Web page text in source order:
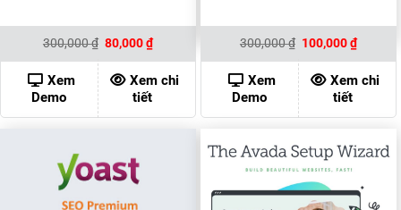
300,000₫ Giá
gốc
là:
300,000 ₫.
80,000₫Giá
hiện
tại
là:
80,000 ₫.
Xem
Demo
Xem chi
tiết
300,000₫ Giá
là:
300,000 ₫.
100,000₫Giá
hiện
tại
là:
Xem
Demo
Xem chi
tiết